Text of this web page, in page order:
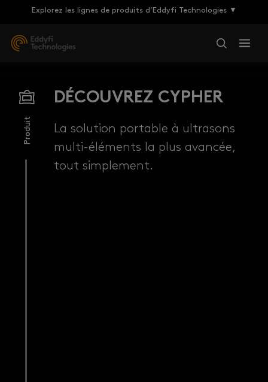
Explorez les lignes de produits d’Eddyfi Technologies ▼
Produit
DÉCOUVREZ CYPHER
La solution portable à ultrasons
multi-éléments la plus avancée,
tout simplement.